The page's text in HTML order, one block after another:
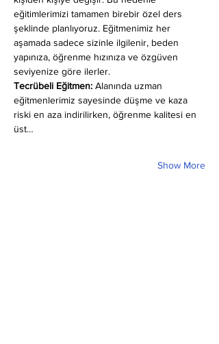
eğitimlerimizi tamamen birebir özel ders
şeklinde planlıyoruz. Eğitmenimiz her
aşamada sadece sizinle ilgilenir, beden
yapınıza, öğrenme hızınıza ve özgüven
seviyenize göre ilerler.
Tecrübeli Eğitmen: Alanında uzman
eğitmenlerimiz sayesinde düşme ve kaza
riski en aza indirilirken, öğrenme kalitesi en
üst…
Show More